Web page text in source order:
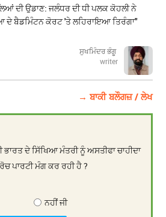
ਦੀ ਉਡਾਣ: ਜਲੰਧਰ ਦੀ ਧੀ ਪਲਕ ਕੋਹਲੀ ਨੇ
ਦੇ ਬੈਡਮਿੰਟਨ ਕੋਰਟ 'ਤੇ ਲਹਿਰਾਇਆ ਤਿਰੰਗਾ"
ਸੁਖਮਿੰਦਰ ਭੰਗੂ
writer
→ ਬਾਕੀ ਬਲੌਗਜ਼ / ਲੇਖ
ਭਾਰਤ ਦੇ ਸਿੱਖਿਆ ਮੰਤਰੀ ਨੂੰ ਅਸਤੀਫਾ ਚਾਹੀਦਾ
ਪਾਰਟੀ ਮੰਗ ਕਰ ਰਹੀ ਹੈ ?
ਨਹੀਂ ਜੀ